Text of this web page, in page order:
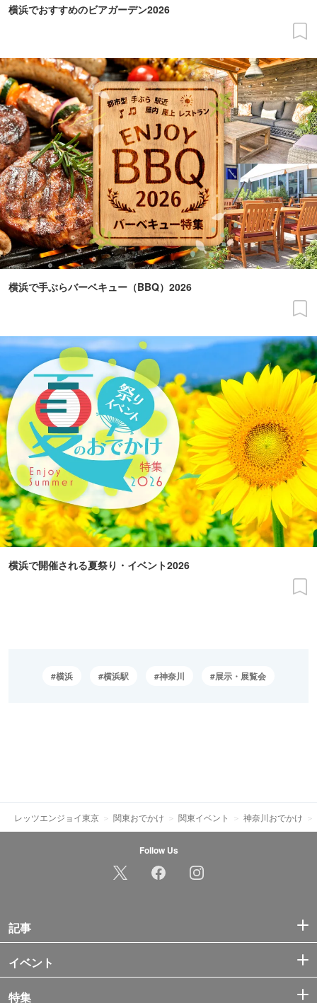
横浜でおすすめのビアガーデン2026
横浜で手ぶらバーベキュー（BBQ）2026
横浜で開催される夏祭り・イベント2026
横浜 横浜駅 神奈川 展示・展覧会
レッツエンジョイ東京 関東おでかけ 関東イベント 神奈川おでかけ
Follow Us
記事
イベント
特集